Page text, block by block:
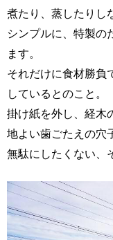
煮たり、蒸したりし
シンプルに、特製の
ます。
それだけに食材勝負
しているとのこと。
掛け紙を外し、経木
地よい歯ごたえの穴
無駄にしたくない、